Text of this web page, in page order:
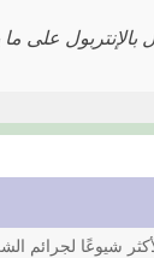
بالإنتربول على
شيوعًا